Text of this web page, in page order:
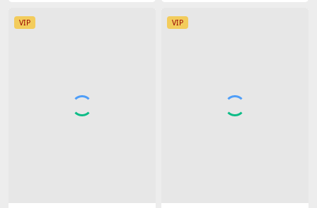
VIP VIP